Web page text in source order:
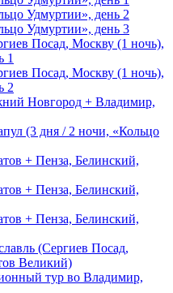
Удмуртии», день 2
Удмуртии», день 3
Посад, Москву (1 ночь),
1
Посад, Москву (1 ночь),
2
Новгород + Владимир,
(3 дня / 2 ночи, «Кольцо
+ Пенза, Белинский,
+ Пенза, Белинский,
+ Пенза, Белинский,
(Сергиев Посад,
Великий)
тур во Владимир,